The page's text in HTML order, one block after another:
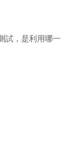
試，是利用哪一